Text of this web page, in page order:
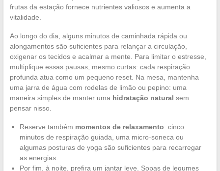
frutas da estação fornece nutrientes valiosos e aumenta a
vitalidade.
Ao longo do dia, alguns minutos de caminhada rápida ou
alongamentos são suficientes para relançar a circulação,
oxigenar os tecidos e acalmar a mente. Para limitar o estresse,
multiplique essas pausas, mesmo curtas: cada respiração
profunda atua como um pequeno reset. Na mesa, mantenha
uma jarra de água com rodelas de limão ou pepino: uma
maneira simples de manter uma hidratação natural sem
pensar nisso.
Reserve também momentos de relaxamento: cinco
minutos de respiração guiada, uma micro-soneca ou
algumas posturas de yoga são suficientes para recarregar
as energias.
Por fim, à noite, prefira um jantar leve. Sopas de legumes